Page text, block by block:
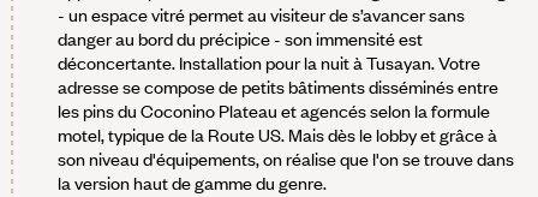
- un espace vitré permet au visiteur de s’avancer sans
danger au bord du précipice - son immensité est
déconcertante. Installation pour la nuit à Tusayan. Votre
adresse se compose de petits bâtiments disséminés entre
les pins du Coconino Plateau et agencés selon la formule
motel, typique de la Route US. Mais dès le lobby et grâce à
son niveau d'équipements, on réalise que l'on se trouve dans
la version haut de gamme du genre.